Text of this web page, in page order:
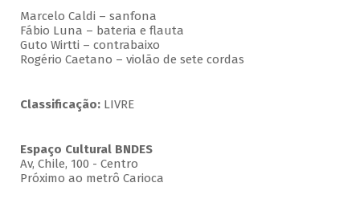
Marcelo Caldi – sanfona
Fábio Luna – bateria e flauta
Guto Wirtti – contrabaixo
Rogério Caetano – violão de sete cordas
Classificação:LIVRE
Espaço Cultural BNDES
Av, Chile, 100 - Centro
Próximo ao metrô Carioca